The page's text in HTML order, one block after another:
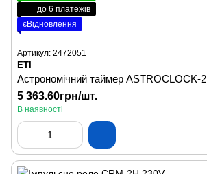
до 6 платежів
єВідновлення
Артикул: 2472051
ETI
Астрономічний таймер ASTROCLOCK-2
5 363.60грн/шт.
В наявності